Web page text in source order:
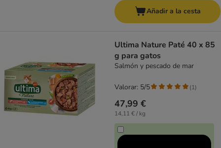
Añadir a la cesta
Ultima Nature Paté 40 x 85
g para gatos
Salmón y pescado de mar
47,99 €
14,11 € / kg
Valorar: 5/5 (1)